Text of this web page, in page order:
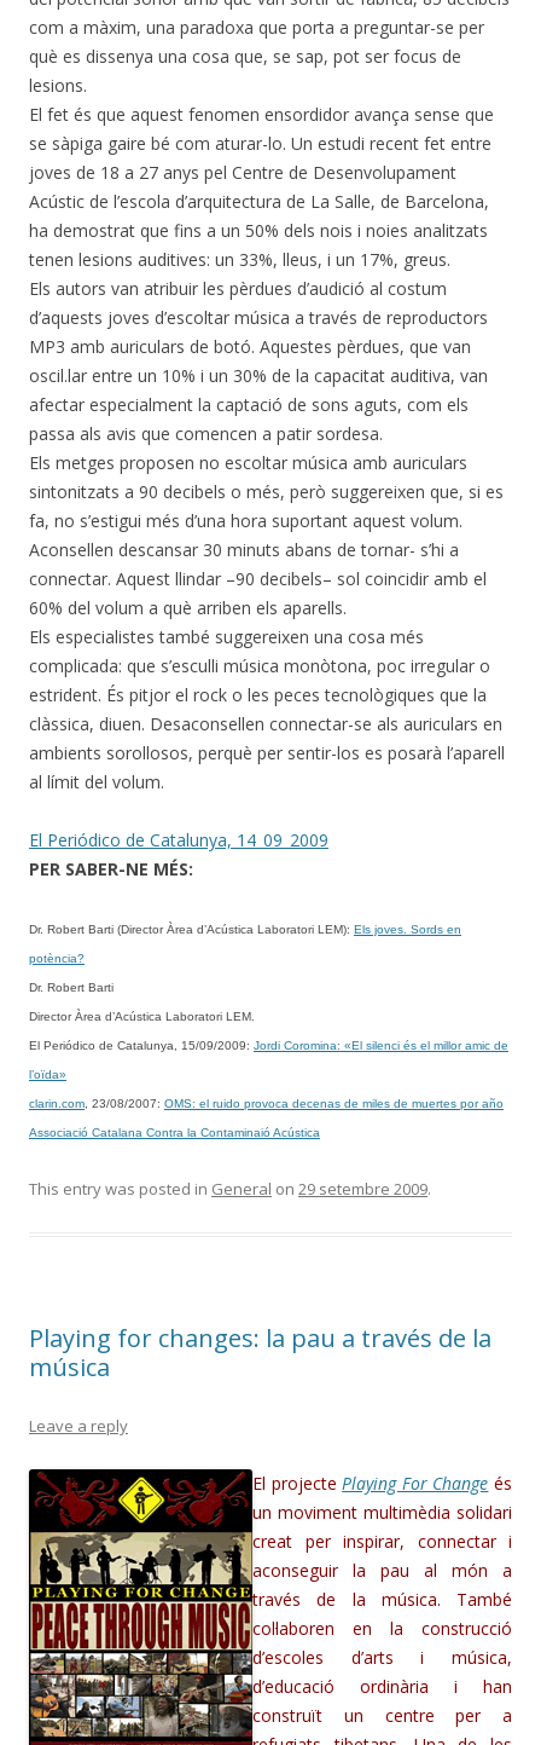
com a màxim, una paradoxa que porta a preguntar-se per
què es dissenya una cosa que, se sap, pot ser focus de
lesions.
El fet és que aquest fenomen ensordidor avança sense que
se sàpiga gaire bé com aturar-lo. Un estudi recent fet entre
joves de 18 a 27 anys pel Centre de Desenvolupament
Acústic de l’escola d’arquitectura de La Salle, de Barcelona,
ha demostrat que fins a un 50% dels nois i noies analitzats
tenen lesions auditives: un 33%, lleus, i un 17%, greus.
Els autors van atribuir les pèrdues d’audició al costum
d’aquests joves d’escoltar música a través de reproductors
MP3 amb auriculars de botó. Aquestes pèrdues, que van
oscil.lar entre un 10% i un 30% de la capacitat auditiva, van
afectar especialment la captació de sons aguts, com els
passa als avis que comencen a patir sordesa.
Els metges proposen no escoltar música amb auriculars
sintonitzats a 90 decibels o més, però suggereixen que, si es
fa, no s’estigui més d’una hora suportant aquest volum.
Aconsellen descansar 30 minuts abans de tornar- s’hi a
connectar. Aquest llindar –90 decibels– sol coincidir amb el
60% del volum a què arriben els aparells.
Els especialistes també suggereixen una cosa més
complicada: que s’esculli música monòtona, poc irregular o
estrident. És pitjor el rock o les peces tecnològiques que la
clàssica, diuen. Desaconsellen connectar-se als auriculars en
ambients sorollosos, perquè per sentir-los es posarà l’aparell
al límit del volum.
El Periódico de Catalunya, 14_09_2009
PER SABER-NE MÉS:
Dr. Robert Barti (Director Àrea d’Acústica Laboratori LEM): Els joves. Sords en
potència?
Dr. Robert Barti
Director Àrea d’Acústica Laboratori LEM.
El Periódico de Catalunya, 15/09/2009: Jordi Coromina: «El silenci és el millor amic de
l’oïda»
clarin.com , 23/08/2007: OMS: el ruido provoca decenas de miles de muertes por año
Associació Catalana Contra la Contaminaió Acústica
This entry was posted in General on 29 setembre 2009.
Playing for changes: la pau a través de la
música
Leave a reply
El projectePlaying For Change és
un moviment multimèdia solidari
creat per inspirar, connectar i
aconseguir la pau al món a
través de la música. També
col·laboren en la construcció
d’escoles d’arts i música,
d’educació ordinària i han
construït un centre per a